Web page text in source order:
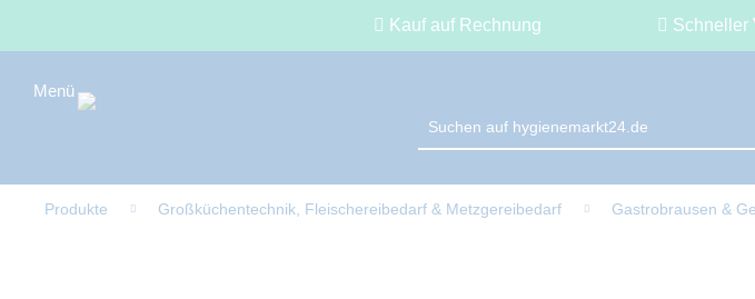
Kauf auf Rechnung Schneller
Produkte Großküchentechnik, Fleischereibedarf & Metzgereibedarf Gastrobrausen &